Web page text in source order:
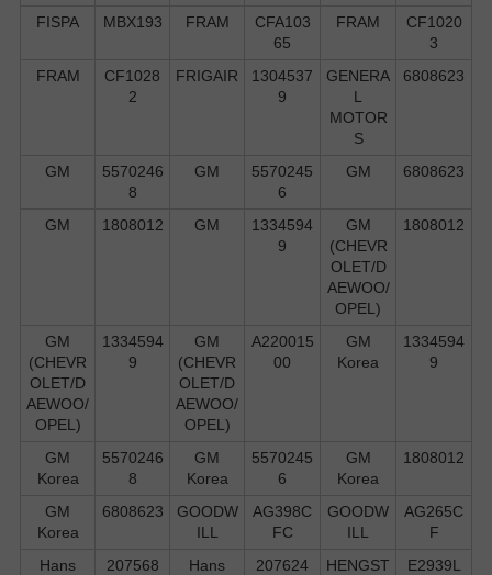
FISPA MBX193 FRAM
CFA103
65
FRAM
CF1020
3
FRAM
CF1028
2
FRIGAIR
1304537
9
GENERA
L
MOTOR
S
6808623
GM
5570246
8
GM
5570245
6
GM 6808623
GM 1808012 GM
1334594
9
GM
(CHEVR
OLET/D
AEWOO/
OPEL)
1808012
GM
(CHEVR
OLET/D
AEWOO/
OPEL)
1334594
9
GM
(CHEVR
OLET/D
AEWOO/
OPEL)
A220015
00
GM
Korea
1334594
9
GM
Korea
5570246
8
GM
Korea
5570245
6
GM
Korea
1808012
GM
Korea
6808623
GOODW
ILL
AG398C
FC
GOODW
ILL
AG265C
F
Hans
207568
Hans
207624
HENGST
E2939L